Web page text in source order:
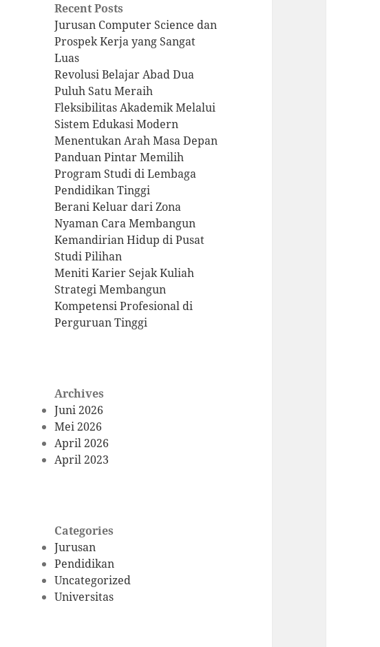
Recent Posts
Jurusan Computer Science dan
Prospek Kerja yang Sangat
Luas
Revolusi Belajar Abad Dua
Puluh Satu Meraih
Fleksibilitas Akademik Melalui
Sistem Edukasi Modern
Menentukan Arah Masa Depan
Panduan Pintar Memilih
Program Studi di Lembaga
Pendidikan Tinggi
Berani Keluar dari Zona
Nyaman Cara Membangun
Kemandirian Hidup di Pusat
Studi Pilihan
Meniti Karier Sejak Kuliah
Strategi Membangun
Kompetensi Profesional di
Perguruan Tinggi
Archives
Juni 2026
Mei 2026
April 2026
April 2023
Categories
Jurusan
Pendidikan
Uncategorized
Universitas